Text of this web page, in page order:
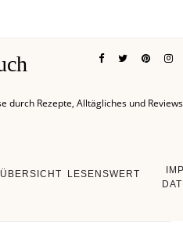
durch Rezepte, Alltägliches und Reviews
LESENSWERT